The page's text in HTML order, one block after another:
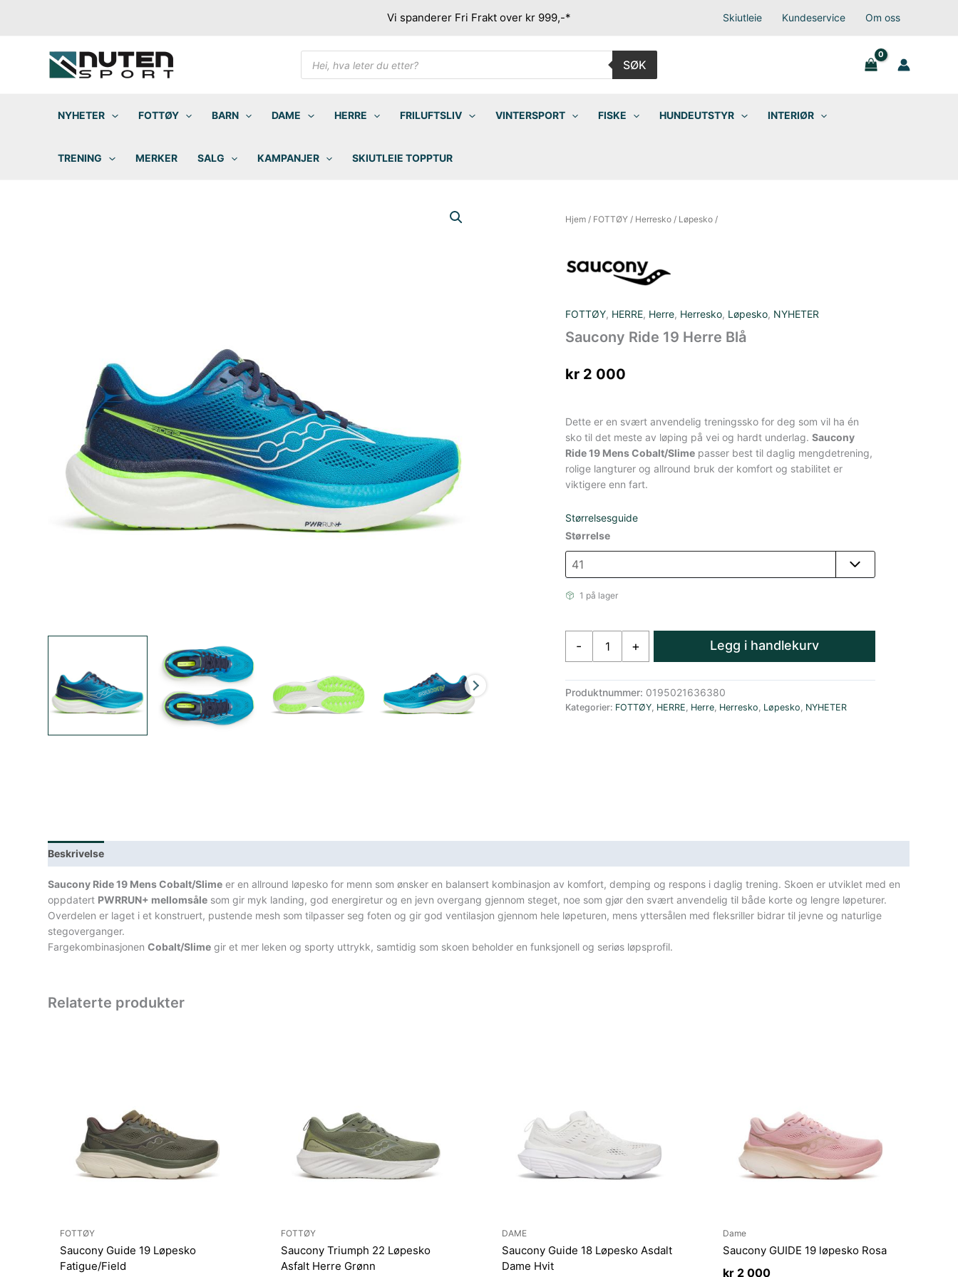
Vi spanderer Fri Frakt over kr 999,-* Skiutleie Kundeservice Om oss
Products
search
SØK
NYHETER FOTTØY BARN DAME HERRE FRILUFTSLIV VINTERSPORT FISKE HUNDEUTSTYR INTERIØR
TRENING MERKER SALG KAMPANJER SKIUTLEIE TOPPTUR
Hjem/ FOTTØY/ Herresko/ Løpesko/
FOTTØY, HERRE, Herre, Herresko, Løpesko, NYHETER
Saucony Ride 19 Herre Blå
kr2 000
Dette er en svært anvendelig treningssko for deg som vil ha én
sko til det meste av løping på vei og hardt underlag. Saucony
Ride 19 Mens Cobalt/Slimepasser best til daglig mengdetrening,
rolige langturer og allround bruk der komfort og stabilitet er
viktigere enn fart.
Størrelsesguide
Størrelse
1 på lager
-
Herre
Blå
antall
+ Legg i handlekurv
Produktnummer: 0195021636380
Kategorier: FOTTØY, HERRE, Herre, Herresko, Løpesko, NYHETER
Beskrivelse
Saucony Ride 19 Mens Cobalt/Slime er en allround løpesko for menn som ønsker en balansert kombinasjon av komfort, demping og respons i daglig trening. Skoen er utviklet med en
oppdatert PWRRUN+ mellomsåle som gir myk landing, god energiretur og en jevn overgang gjennom steget, noe som gjør den svært anvendelig til både korte og lengre løpeturer.
Overdelen er laget i et konstruert, pustende mesh som tilpasser seg foten og gir god ventilasjon gjennom hele løpeturen, mens yttersålen med fleksriller bidrar til jevne og naturlige
stegoverganger.
FargekombinasjonenCobalt/Slime gir et mer leken og sporty uttrykk, samtidig som skoen beholder en funksjonell og seriøs løpsprofil.
Relaterte produkter
FOTTØY
Saucony Guide 19 Løpesko
Fatigue/Field
FOTTØY
Saucony Triumph 22 Løpesko
Asfalt Herre Grønn
DAME
Saucony Guide 18 Løpesko Asdalt
Dame Hvit
Dame
Saucony GUIDE 19 løpesko Rosa
kr2 000